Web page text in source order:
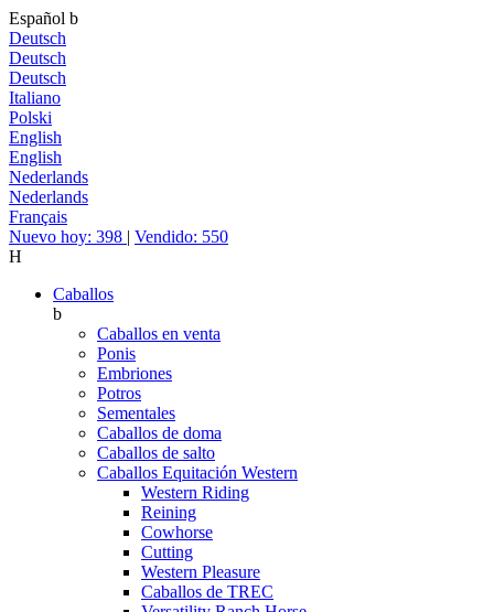
Español b
Deutsch
Deutsch
Deutsch
Italiano
Polski
English
English
Nederlands
Nederlands
Français
Nuevo hoy: 398 | Vendido: 550
H
Caballos
b
Caballos en venta
Ponis
Embriones
Potros
Sementales
Caballos de doma
Caballos de salto
Caballos Equitación Western
Western Riding
Reining
Cowhorse
Cutting
Western Pleasure
Caballos de TREC